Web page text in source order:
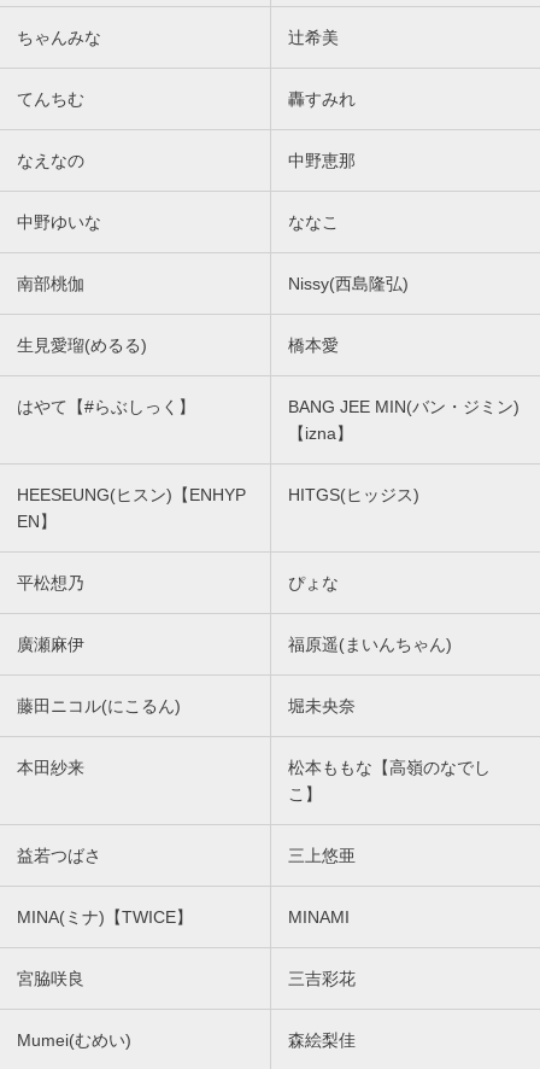
ちゃんみな 辻希美
てんちむ 轟すみれ
なえなの 中野恵那
中野ゆいな ななこ
南部桃伽 Nissy(西島隆弘)
生見愛瑠(めるる) 橋本愛
はやて【#らぶしっく】
BANG JEE MIN(バン・ジミン)
【izna】
HEESEUNG(ヒスン)【ENHYP
EN】
HITGS(ヒッジス)
平松想乃 ぴょな
廣瀬麻伊 福原遥(まいんちゃん)
藤田ニコル(にこるん) 堀未央奈
本田紗来
松本ももな【高嶺のなでし
こ】
益若つばさ 三上悠亜
MINA(ミナ)【TWICE】 MINAMI
宮脇咲良 三吉彩花
Mumei(むめい) 森絵梨佳